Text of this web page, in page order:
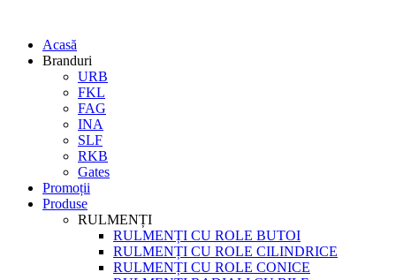
Acasă
Branduri
URB
FKL
FAG
INA
SLF
RKB
Gates
Promoții
Produse
RULMENȚI
RULMENȚI CU ROLE BUTOI
RULMENȚI CU ROLE CILINDRICE
RULMENȚI CU ROLE CONICE